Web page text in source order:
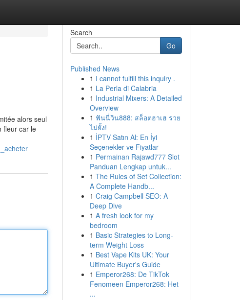
alors seul
fleur car le
Search
Go
Published News
1 I cannot fulfill this inquiry .
1 La Perla di Calabria
1 Industrial Mixers: A Detailed
Overview
1 ฟันนี่วิน888: สล็อตฮาเฮ รวย
ไม่ยั้ง!
1 İPTV Satın Al: En İyi
Seçenekler ve Fiyatlar
1 Permainan Rajawd777 Slot
Panduan Lengkap untuk...
1 The Rules of Set Collection:
A Complete Handb...
1 Craig Campbell SEO: A
Deep Dive
1 A fresh look for my
bedroom
1 Basic Strategies to Long-
term Weight Loss
1 Best Vape Kits UK: Your
Ultimate Buyer's Guide
1 Emperor268: De TikTok
Fenomeen Emperor268: Het
...